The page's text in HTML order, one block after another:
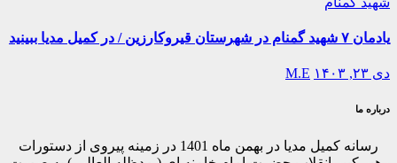
یادمان ۷ شهید گمنام در شهرستان قیروکارزین / در کمیل مدیا ببینید
دی ۲۳, ۱۴۰۳ M.E
درباره ما
رسانه کمیل مدیا در بهمن ماه 1401 در زمینه پیروی از دستورات